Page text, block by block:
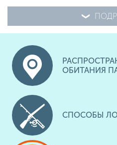
ОБИТАНИЯ
СПОСОБЫ